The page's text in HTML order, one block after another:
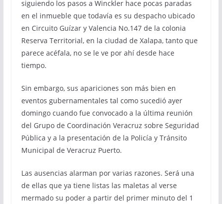
siguiendo los pasos a Winckler hace pocas paradas
en el inmueble que todavía es su despacho ubicado
en Circuito Guízar y Valencia No.147 de la colonia
Reserva Territorial, en la ciudad de Xalapa, tanto que
parece acéfala, no se le ve por ahí desde hace
tiempo.
Sin embargo, sus apariciones son más bien en
eventos gubernamentales tal como sucedió ayer
domingo cuando fue convocado a la última reunión
del Grupo de Coordinación Veracruz sobre Seguridad
Pública y a la presentación de la Policía y Tránsito
Municipal de Veracruz Puerto.
Las ausencias alarman por varias razones. Será una
de ellas que ya tiene listas las maletas al verse
mermado su poder a partir del primer minuto del 1